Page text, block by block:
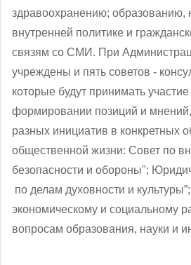
здравоохранению; образованию,
внутренней политике и
связям со СМИ. При
учреждены и пять советов -
которые будут принимать
формировании позиций и
разных инициатив в конкретных
общественной жизни: Совет по
безопасности и обороны";
по делам духовности и
экономическому и социальному
вопросам образования, науки и